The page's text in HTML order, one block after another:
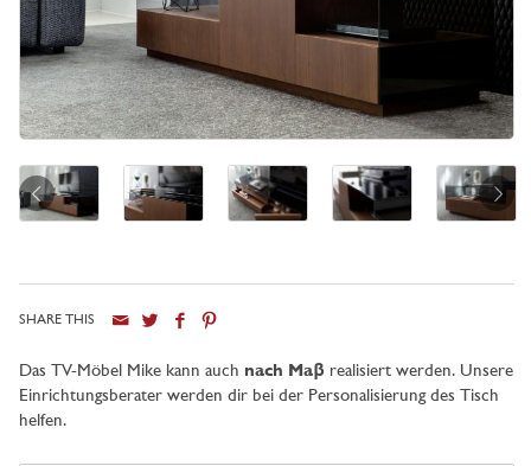
SHARE THIS
Das TV-Möbel Mike kann auch nach Maβ realisiert werden. Unsere
Einrichtungsberater werden dir bei der Personalisierung des Tisch
helfen.
Stadt